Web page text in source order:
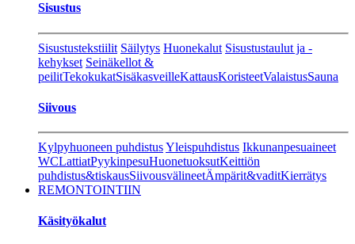
Sisustus
Sisustustekstiilit Säilytys Huonekalut Sisustustaulut ja -
kehykset Seinäkellot &
peilitTekokukatSisäkasveilleKattausKoristeetValaistusSauna
Siivous
Kylpyhuoneen puhdistusYleispuhdistus Ikkunanpesuaineet
WCLattiatPyykinpesuHuonetuoksutKeittiön
puhdistus&tiskausSiivousvälineetÄmpärit&vaditKierrätys
REMONTOINTIIN
Käsityökalut